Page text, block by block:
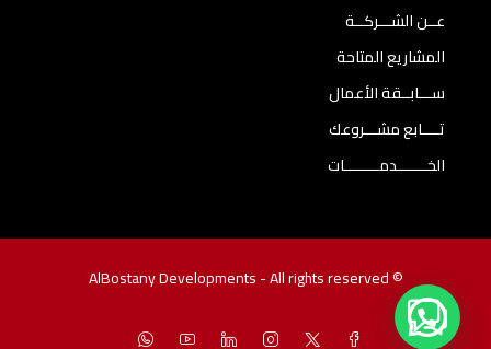
عــن الشـــركــة
المشاريع المتاحة
ســـابــقة الأعمال
تــــابع مشـــروعك
الخـــــــدمــــــــات
© AlBostany Developments - All rights reserved